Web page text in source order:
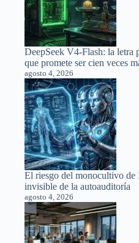
DeepSeek V4-Flash: la letra
que promete ser cien veces
agosto 4, 2026
El riesgo del monocultivo
invisible de la autoauditoría
agosto 4, 2026